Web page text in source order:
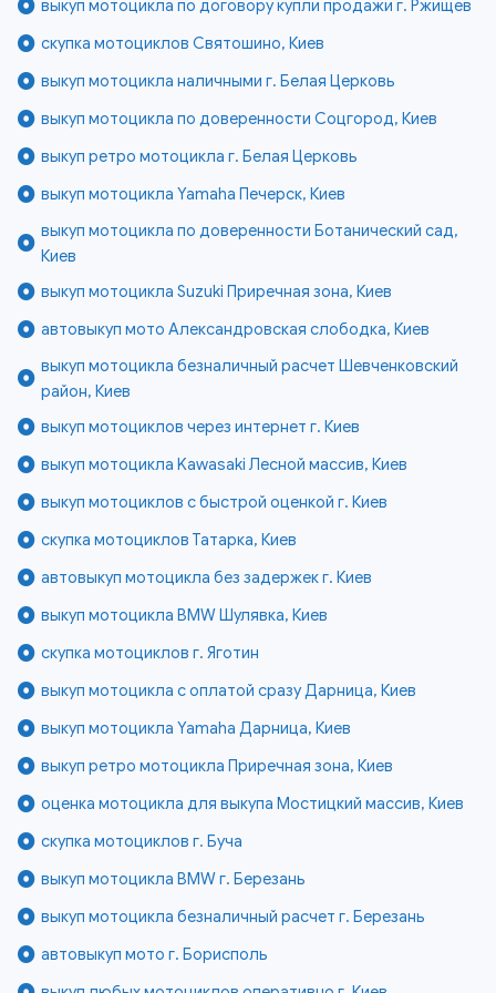
выкуп мотоцикла по договору купли продажи г. Ржищев
скупка мотоциклов Святошино, Киев
выкуп мотоцикла наличными г. Белая Церковь
выкуп мотоцикла по доверенности Соцгород, Киев
выкуп ретро мотоцикла г. Белая Церковь
выкуп мотоцикла Yamaha Печерск, Киев
выкуп мотоцикла по доверенности Ботанический сад,
Киев
выкуп мотоцикла Suzuki Приречная зона, Киев
автовыкуп мото Александровская слободка, Киев
выкуп мотоцикла безналичный расчет Шевченковский
район, Киев
выкуп мотоциклов через интернет г. Киев
выкуп мотоцикла Kawasaki Лесной массив, Киев
выкуп мотоциклов с быстрой оценкой г. Киев
скупка мотоциклов Татарка, Киев
автовыкуп мотоцикла без задержек г. Киев
выкуп мотоцикла BMW Шулявка, Киев
скупка мотоциклов г. Яготин
выкуп мотоцикла с оплатой сразу Дарница, Киев
выкуп мотоцикла Yamaha Дарница, Киев
выкуп ретро мотоцикла Приречная зона, Киев
оценка мотоцикла для выкупа Мостицкий массив, Киев
скупка мотоциклов г. Буча
выкуп мотоцикла BMW г. Березань
выкуп мотоцикла безналичный расчет г. Березань
автовыкуп мото г. Борисполь